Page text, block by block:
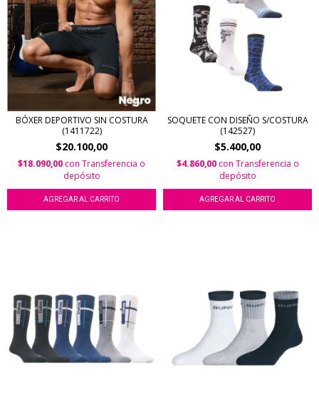
BÓXER DEPORTIVO SIN COSTURA
(1411722)
$20.100,00
$18.090,00 con Transferencia o
depósito
AGREGAR AL CARRITO
SOQUETE CON DISEÑO S/COSTURA
(142527)
$5.400,00
$4.860,00 con Transferencia o
depósito
AGREGAR AL CARRITO